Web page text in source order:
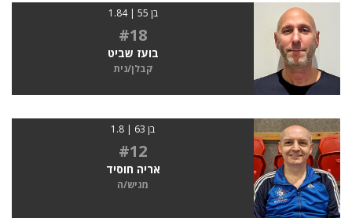
בן 55 | 1.84
#18
בועז שביט
קבלן/נית
בן 63 | 1.8
#12
אריה חוסיד
מגיש/ה